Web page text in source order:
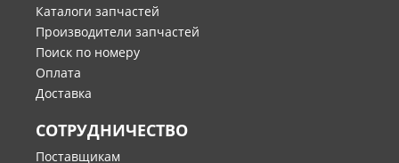
Каталоги запчастей
Производители запчастей
Поиск по номеру
Оплата
Доставка
СОТРУДНИЧЕСТВО
Поставщикам